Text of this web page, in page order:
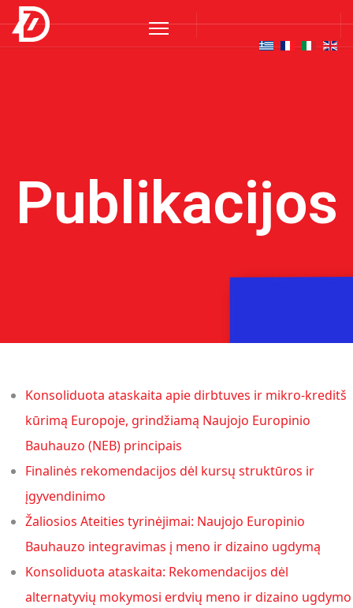
Publikacijos
Konsoliduota ataskaita apie dirbtuves ir mikro-kreditš
kūrimą Europoje, grindžiamą Naujojo Europinio
Bauhauzo (NEB) principais
Finalinės rekomendacijos dėl kursų struktūros ir
įgyvendinimo
Žaliosios Ateities tyrinėjimai: Naujojo Europinio
Bauhauzo integravimas į meno ir dizaino ugdymą
Konsoliduota ataskaita: Rekomendacijos dėl
alternatyvių mokymosi erdvių meno ir dizaino ugdymo